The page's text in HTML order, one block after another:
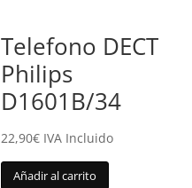
Telefono DECT
Philips
D1601B/34
22,90€ IVA Incluido
Añadir al carrito